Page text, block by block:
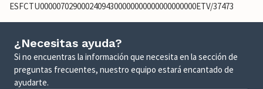
ESFCTU00000702900024094300000000000000000000ETV/37473
¿Necesitas ayuda?
Si no encuentras la información que necesita en la sección de
preguntas frecuentes, nuestro equipo estará encantado de
ayudarte.